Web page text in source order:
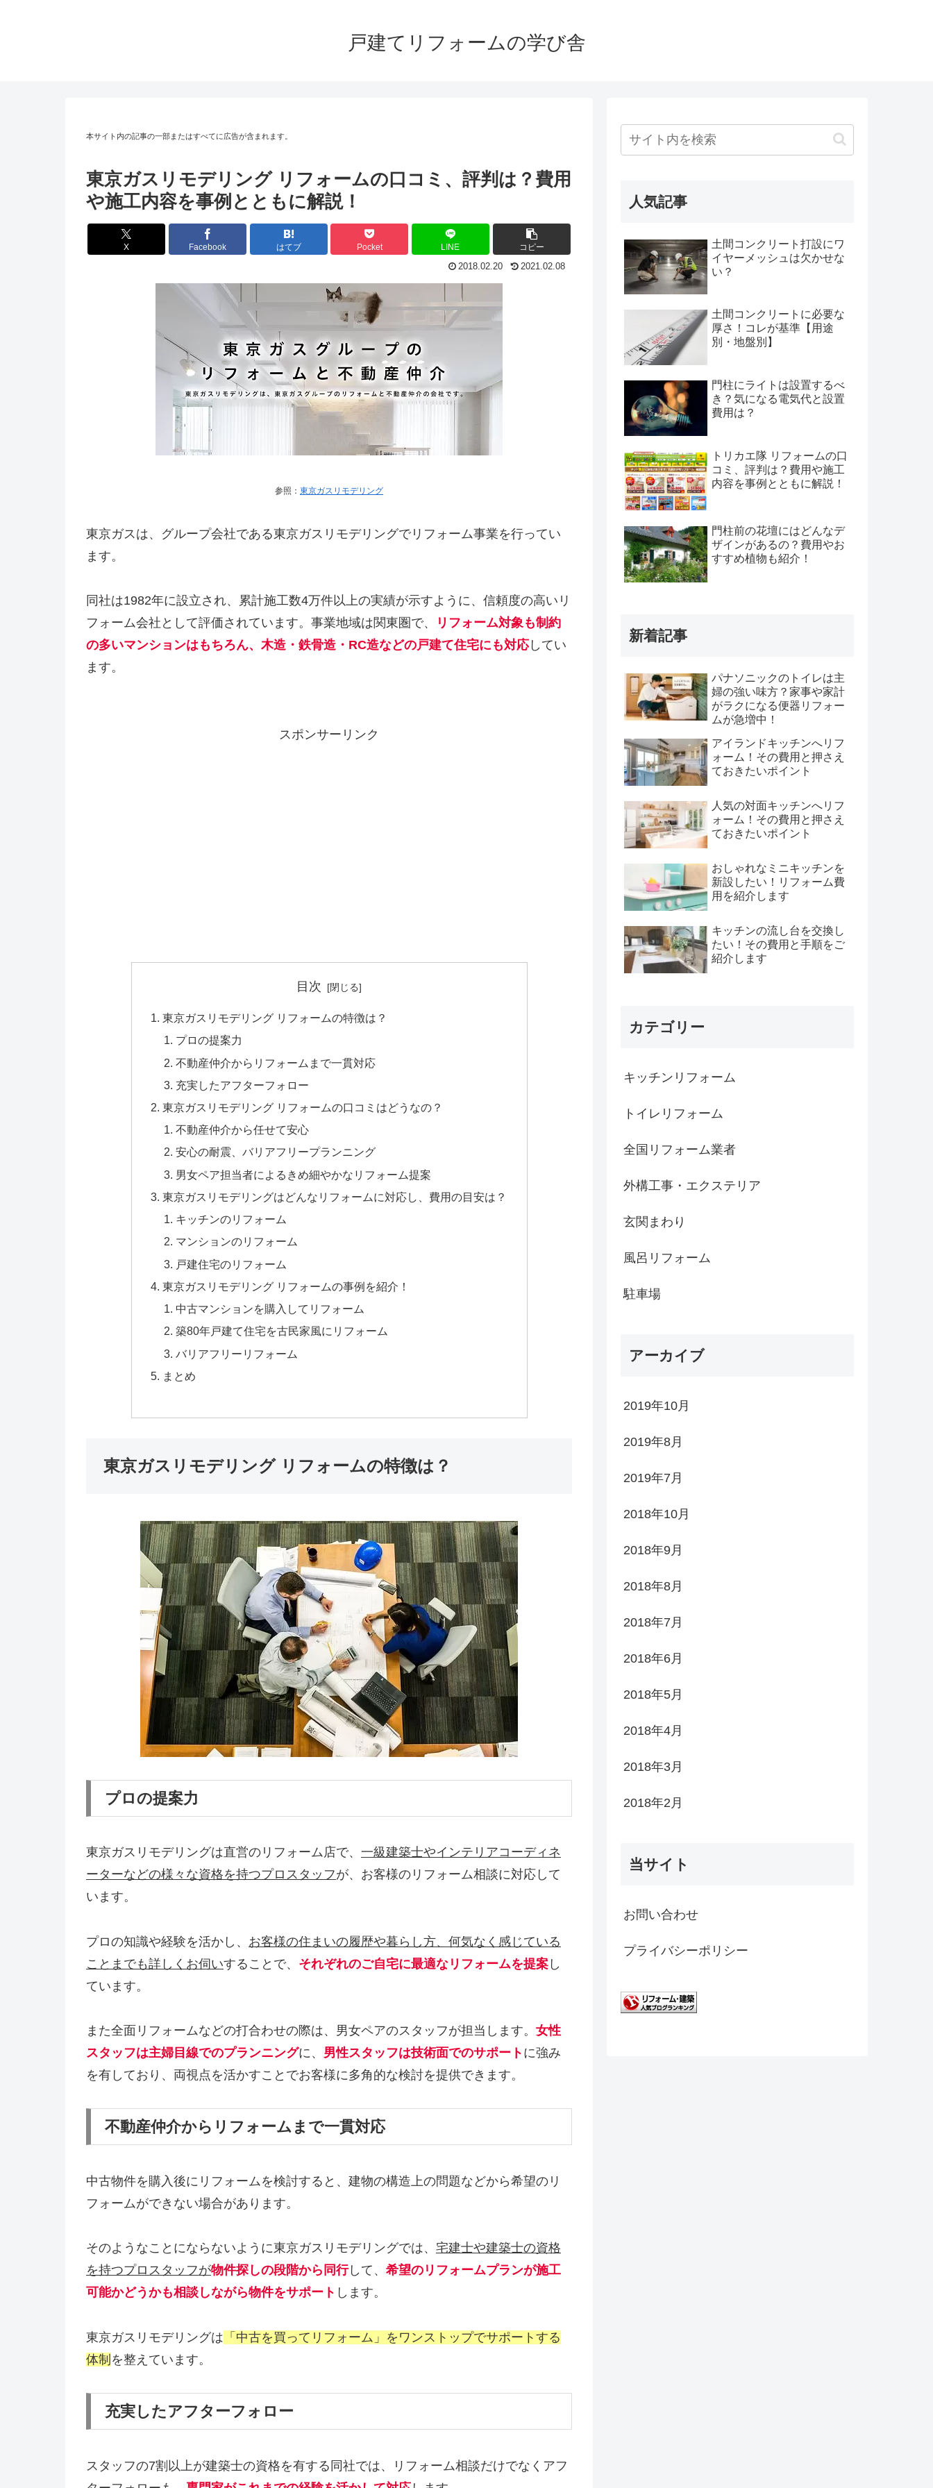
戸建てリフォームの学び舎
本サイト内の記事の一部またはすべてに広告が含まれます。
東京ガスリモデリング リフォームの口コミ、評判は？費用
や施工内容を事例とともに解説！
X Facebook はてブ Pocket LINE コピー
2018.02.20 2021.02.08
参照： 東京ガスリモデリング
東京ガスは、グループ会社である東京ガスリモデリングでリフォーム事業を行ってい
ます。
同社は1982年に設立され、累計施工数4万件以上の実績が示すように、信頼度の高いリ
フォーム会社として評価されています。事業地域は関東圏で、
リフォーム対象も制約
の多いマンションはもちろん、木造・鉄骨造・RC造などの戸建て住宅にも対応してい
ます。
スポンサーリンク
目次
東京ガスリモデリング リフォームの特徴は？
プロの提案力
不動産仲介からリフォームまで一貫対応
充実したアフターフォロー
東京ガスリモデリング リフォームの口コミはどうなの？
不動産仲介から任せて安心
安心の耐震、バリアフリープランニング
男女ペア担当者によるきめ細やかなリフォーム提案
東京ガスリモデリングはどんなリフォームに対応し、費用の目安は？
キッチンのリフォーム
マンションのリフォーム
戸建住宅のリフォーム
東京ガスリモデリング リフォームの事例を紹介！
中古マンションを購入してリフォーム
築80年戸建て住宅を古民家風にリフォーム
バリアフリーリフォーム
まとめ
東京ガスリモデリング リフォームの特徴は？
プロの提案力
東京ガスリモデリングは直営のリフォーム店で、 一級建築士やインテリアコーディネ
ーターなどの様々な資格を持つプロスタッフが、お客様のリフォーム相談に対応して
います。
プロの知識や経験を活かし、 お客様の住まいの履歴や暮らし方、何気なく感じている
ことまでも詳しくお伺いすることで、 それぞれのご自宅に最適なリフォームを提案 し
ています。
また全面リフォームなどの打合わせの際は、男女ペアのスタッフが担当します。 女性
スタッフは主婦目線でのプランニングに、 男性スタッフは技術面でのサポート に強み
を有しており、両視点を活かすことでお客様に多角的な検討を提供できます。
不動産仲介からリフォームまで一貫対応
中古物件を購入後にリフォームを検討すると、建物の構造上の問題などから希望のリ
フォームができない場合があります。
そのようなことにならないように東京ガスリモデリングでは、 宅建士や建築士の資格
を持つプロスタッフが物件探しの段階から同行して、 希望のリフォームプランが施工
可能かどうかも相談しながら物件をサポート します。
東京ガスリモデリングは 「中古を買ってリフォーム」をワンストップでサポートする
体制 を整えています。
充実したアフターフォロー
スタッフの7割以上が建築士の資格を有する同社では、リフォーム相談だけでなくアフ
人気記事
土間コンクリート打設にワ
イヤーメッシュは欠かせな
い？
土間コンクリートに必要な
厚さ！コレが基準【用途
別・地盤別】
門柱にライトは設置するべ
き？気になる電気代と設置
費用は？
トリカエ隊 リフォームの口
コミ、評判は？費用や施工
内容を事例とともに解説！
門柱前の花壇にはどんなデ
ザインがあるの？費用やお
すすめ植物も紹介！
新着記事
パナソニックのトイレは主
婦の強い味方？家事や家計
がラクになる便器リフォー
ムが急増中！
アイランドキッチンへリフ
ォーム！その費用と押さえ
ておきたいポイント
人気の対面キッチンへリフ
ォーム！その費用と押さえ
ておきたいポイント
おしゃれなミニキッチンを
新設したい！リフォーム費
用を紹介します
キッチンの流し台を交換し
たい！その費用と手順をご
紹介します
カテゴリー
キッチンリフォーム
トイレリフォーム
全国リフォーム業者
外構工事・エクステリア
玄関まわり
風呂リフォーム
駐車場
アーカイブ
2019年10月
2019年8月
2019年7月
2018年10月
2018年9月
2018年8月
2018年7月
2018年6月
2018年5月
2018年4月
2018年3月
2018年2月
当サイト
お問い合わせ
プライバシーポリシー